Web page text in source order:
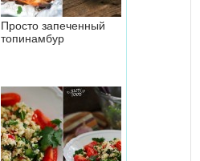
Просто запеченный
топинамбур